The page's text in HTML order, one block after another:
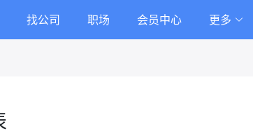
找公司 职场 会员中心 更多